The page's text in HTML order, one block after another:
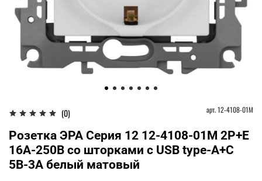
(0) арт.12-4108-01М
Розетка ЭРА Серия 12 12-4108-01М 2P+E
16A-250В со шторками с USB type-A+C
5В-3А белый матовый